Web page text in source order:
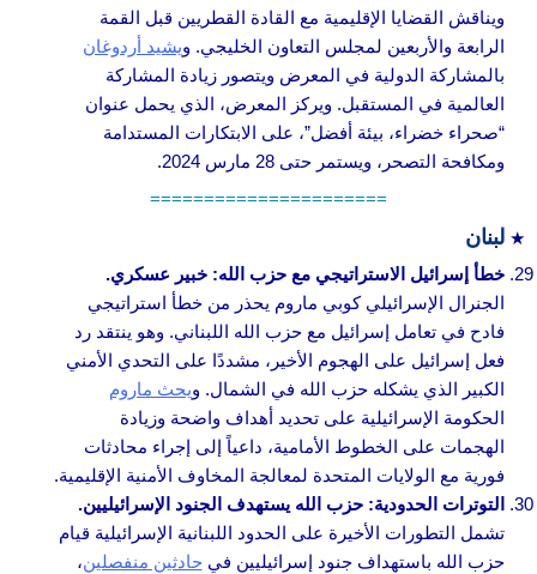
ويناقش القضايا الإقليمية مع القادة القطريين قبل القمة
الرابعة والأربعين لمجلس التعاون الخليجي. ويشيد أردوغان
بالمشاركة الدولية في المعرض ويتصور زيادة المشاركة
العالمية في المستقبل. ويركز المعرض، الذي يحمل عنوان
“صحراء خضراء، بيئة أفضل”، على الابتكارات المستدامة
ومكافحة التصحر، ويستمر حتى 28 مارس 2024.
======================
لبنان
خطأ إسرائيل الاستراتيجي مع حزب الله: خبير عسكري.
الجنرال الإسرائيلي كوبي ماروم يحذر من خطأ استراتيجي
فادح في تعامل إسرائيل مع حزب الله اللبناني. وهو ينتقد رد
فعل إسرائيل على الهجوم الأخير، مشددًا على التحدي الأمني
الكبير الذي يشكله حزب الله في الشمال. ويحث ماروم
الحكومة الإسرائيلية على تحديد أهداف واضحة وزيادة
الهجمات على الخطوط الأمامية، داعياً إلى إجراء محادثات
فورية مع الولايات المتحدة لمعالجة المخاوف الأمنية الإقليمية.
التوترات الحدودية: حزب الله يستهدف الجنود الإسرائيليين.
تشمل التطورات الأخيرة على الحدود اللبنانية الإسرائيلية قيام
حزب الله باستهداف جنود إسرائيليين في حادثين منفصلين،